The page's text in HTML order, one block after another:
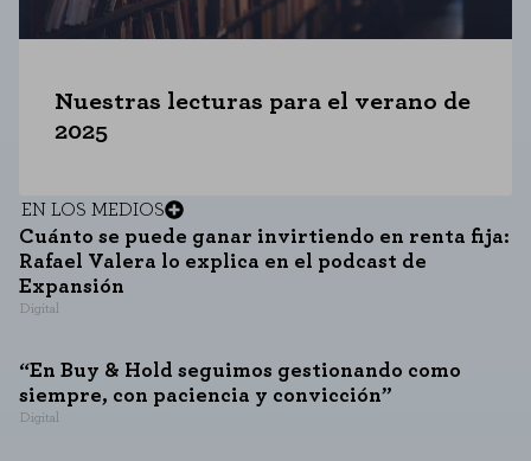
Nuestras lecturas para el verano de
2025
EN LOS MEDIOS
Cuánto se puede ganar invirtiendo en renta fija:
Rafael Valera lo explica en el podcast de
Expansión
Digital
“En Buy & Hold seguimos gestionando como
siempre, con paciencia y convicción”
Digital